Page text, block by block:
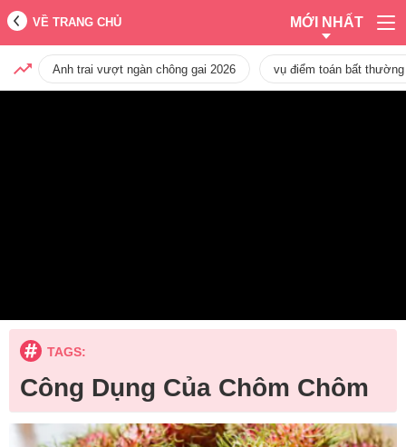
VỀ TRANG CHỦ MỚI NHẤT
Anh trai vượt ngàn chông gai 2026 vụ điểm toán bất
TAGS:
Công Dụng Của Chôm Chôm